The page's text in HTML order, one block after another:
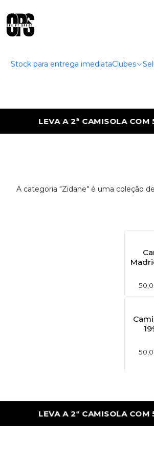
Stock para entrega imediataClubes
LEVA A 2ª CAMISOLA COM
A categoria "Zidane" é uma coleção
LEVA A 2ª CAMISOLA COM